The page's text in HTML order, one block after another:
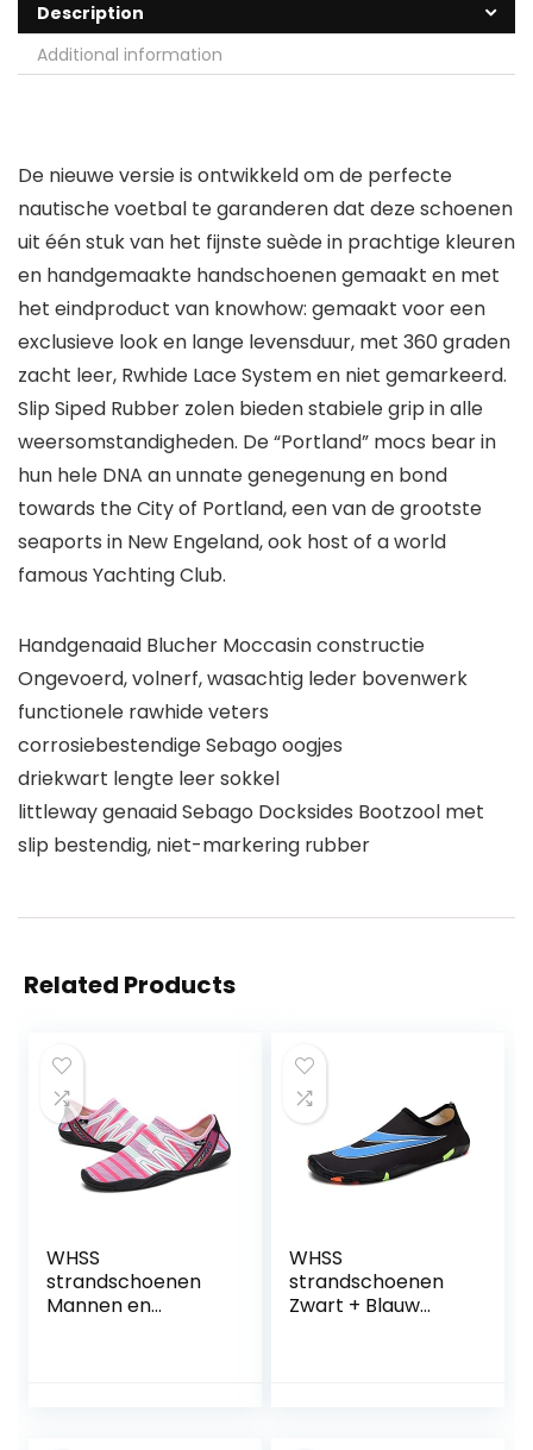
Description
Additional information
De nieuwe versie is ontwikkeld om de perfecte
nautische voetbal te garanderen dat deze schoenen
uit één stuk van het fijnste suède in prachtige kleuren
en handgemaakte handschoenen gemaakt en met
het eindproduct van knowhow: gemaakt voor een
exclusieve look en lange levensduur, met 360 graden
zacht leer, Rwhide Lace System en niet gemarkeerd.
Slip Siped Rubber zolen bieden stabiele grip in alle
weersomstandigheden. De “Portland” mocs bear in
hun hele DNA an unnate genegenung en bond
towards the City of Portland, een van de grootste
seaports in New Engeland, ook host of a world
famous Yachting Club.
Handgenaaid Blucher Moccasin constructie
Ongevoerd, volnerf, wasachtig leder bovenwerk
functionele rawhide veters
corrosiebestendige Sebago oogjes
driekwart lengte leer sokkel
littleway genaaid Sebago Docksides Bootzool met
slip bestendig, niet-markering rubber
Related Products
WHSS
strandschoenen
Mannen en
WHSS
strandschoenen
Zwart + Blauw